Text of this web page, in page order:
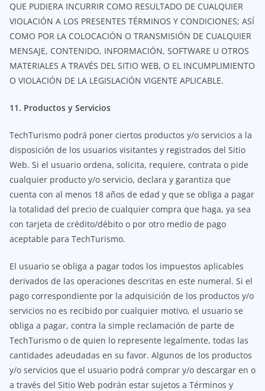
QUE PUDIERA INCURRIR COMO RESULTADO DE CUALQUIER
VIOLACIÓN A LOS PRESENTES TÉRMINOS Y CONDICIONES; ASÍ
COMO POR LA COLOCACIÓN O TRANSMISIÓN DE CUALQUIER
MENSAJE, CONTENIDO, INFORMACIÓN, SOFTWARE U OTROS
MATERIALES A TRAVÉS DEL SITIO WEB, O EL INCUMPLIMIENTO
O VIOLACIÓN DE LA LEGISLACIÓN VIGENTE APLICABLE.
11. Productos y Servicios
TechTurismo podrá poner ciertos productos y/o servicios a la
disposición de los usuarios visitantes y registrados del Sitio
Web. Si el usuario ordena, solicita, requiere, contrata o pide
cualquier producto y/o servicio, declara y garantiza que
cuenta con al menos 18 años de edad y que se obliga a pagar
la totalidad del precio de cualquier compra que haga, ya sea
con tarjeta de crédito/débito o por otro medio de pago
aceptable para TechTurismo.
El usuario se obliga a pagar todos los impuestos aplicables
derivados de las operaciones descritas en este numeral. Si el
pago correspondiente por la adquisición de los productos y/o
servicios no es recibido por cualquier motivo, el usuario se
obliga a pagar, contra la simple reclamación de parte de
TechTurismo o de quien lo represente legalmente, todas las
cantidades adeudadas en su favor. Algunos de los productos
y/o servicios que el usuario podrá comprar y/o descargar en o
a través del Sitio Web podrán estar sujetos a Términos y